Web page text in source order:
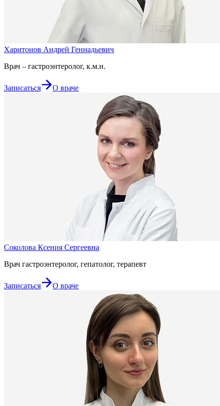
Харитонов Андрей Геннадьевич
Врач – гастроэнтеролог, к.м.н.
Записаться О враче
Соколова Ксения Сергеевна
Врач гастроэнтеролог, гепатолог, терапевт
Записаться О враче